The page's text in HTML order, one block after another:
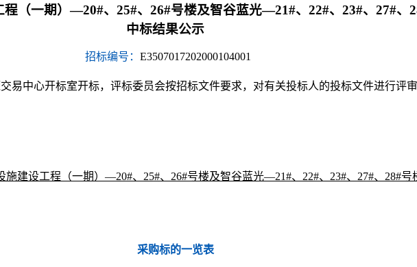
程（一期）—20#、 25#、 26#号楼及智谷蓝光—21#、 22#、 23#、 27#、
中标结果公示
招标编号： E3507017202000104001
易中心开标室开标， 评标委员会按招标文件要求，对有关投标人的投标文件进行评
建设工程（一期）—20#、25#、26#号楼及智谷蓝光—21#、22#、23#、27#、28#号
采购标的一览表